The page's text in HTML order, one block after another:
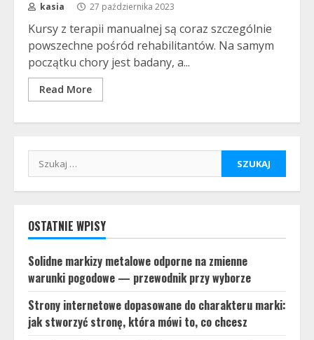
kasia 27 października 2023
Kursy z terapii manualnej są coraz szczególnie
powszechne pośród rehabilitantów. Na samym
początku chory jest badany, a...
Read More
Szukaj:
OSTATNIE WPISY
Solidne markizy metalowe odporne na zmienne
warunki pogodowe — przewodnik przy wyborze
Strony internetowe dopasowane do charakteru marki:
jak stworzyć stronę, która mówi to, co chcesz